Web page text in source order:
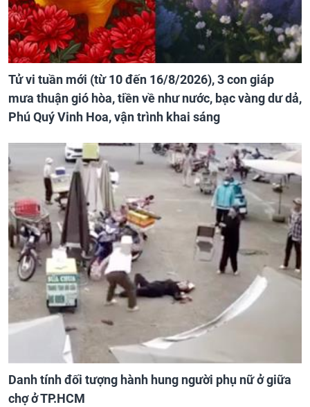
Tử vi tuần mới (từ 10 đến 16/8/2026), 3 con giáp
mưa thuận gió hòa, tiền về như nước, bạc vàng dư dả,
Phú Quý Vinh Hoa, vận trình khai sáng
Danh tính đối tượng hành hung người phụ nữ ở giữa
chợ ở TP.HCM